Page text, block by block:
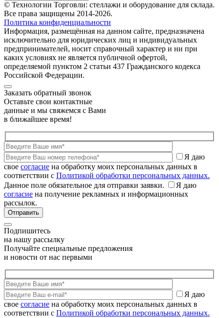
© Технологии Торговли: стеллажи и оборудование для склада.
Все права защищены 2014-2026.
Политика конфиденциальности
Информация, размещённая на данном сайте, предназначена
исключительно для юридических лиц и индивидуальных
предпринимателей, носит справочный характер и ни при
каких условиях не является публичной офертой,
определяемой пунктом 2 статьи 437 Гражданского кодекса
Российской Федерации.
Заказать обратный звонок
Оставьте свои контактные
данные и мы свяжемся с Вами
в ближайшее время!
Я даю
свое согласие на обработку моих персональных данных в
соответствии с Политикой обработки персональных данных.
Данное поле обязательное для отправки заявки.
Я даю
согласие на получение рекламных и информационных
рассылок.
Подпишитесь
на нашу рассылку
Получайте специальные предложения
и новости от нас первыми
Я даю
свое согласие на обработку моих персональных данных в
соответствии с Политикой обработки персональных данных.